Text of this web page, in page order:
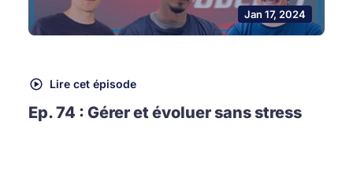
Jan 17, 2024
Lire cet épisode
Ep. 74 : Gérer et évoluer sans stress